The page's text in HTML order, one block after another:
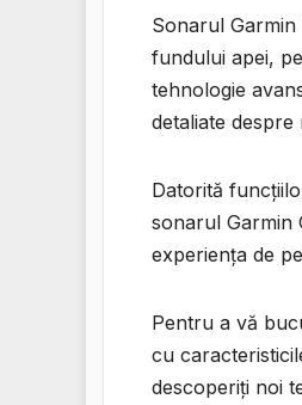
Sonarul
fundului apei,
tehnologie
detaliate despre
Datorită
sonarul Garmin
experiența de
Pentru a vă
cu
descoperiți noi